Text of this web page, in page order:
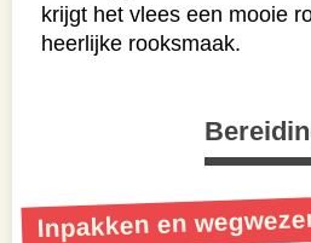
krijgt het vlees een mooie
heerlijke rooksmaak.
Inpakken en